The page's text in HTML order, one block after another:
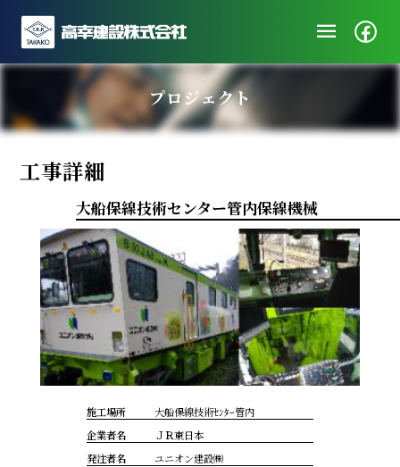
menu
企業情報
ニュース
採用/エントリー
プロジェクト
工事詳細
大船保線技術センター管内保線機械
施工場所
大船保線技術ｾﾝﾀｰ管内
企業者名
ＪＲ東日本
発注者名
ユニオン建設㈱